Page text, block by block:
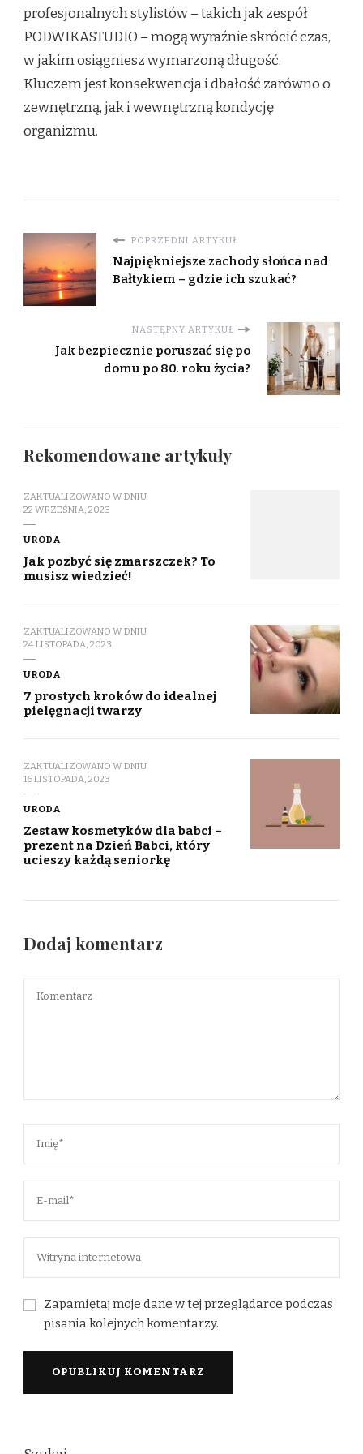
profesjonalnych stylistów – takich jak zespół
PODWIKASTUDIO – mogą wyraźnie skrócić czas,
w jakim osiągniesz wymarzoną długość.
Kluczem jest konsekwencja i dbałość zarówno o
zewnętrzną, jak i wewnętrzną kondycję
organizmu.
POPRZEDNI ARTYKUŁ
Najpiękniejsze zachody słońca nad
Bałtykiem – gdzie ich szukać?
NASTĘPNY ARTYKUŁ
Jak bezpiecznie poruszać się po
domu po 80. roku życia?
Rekomendowane artykuły
ZAKTUALIZOWANO W DNIU
22 WRZEŚNIA, 2023
URODA
Jak pozbyć się zmarszczek? To
musisz wiedzieć!
ZAKTUALIZOWANO W DNIU
24 LISTOPADA, 2023
URODA
7 prostych kroków do idealnej
pielęgnacji twarzy
ZAKTUALIZOWANO W DNIU
16 LISTOPADA, 2023
URODA
Zestaw kosmetyków dla babci –
prezent na Dzień Babci, który
ucieszy każdą seniorkę
Dodaj komentarz
Zapamiętaj moje dane w tej przeglądarce podczas
pisania kolejnych komentarzy.